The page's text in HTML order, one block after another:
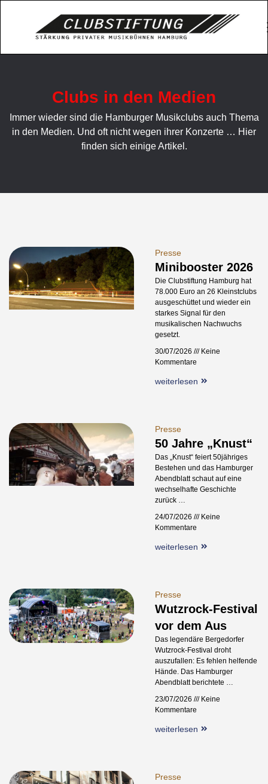
Clubs in den Medien
Immer wieder sind die Hamburger Musikclubs auch Thema
in den Medien. Und oft nicht wegen ihrer Konzerte … Hier
finden sich einige Artikel.
Presse
Minibooster 2026
Die Clubstiftung Hamburg hat
78.000 Euro an 26 Kleinstclubs
ausgeschüttet und wieder ein
starkes Signal für den
musikalischen Nachwuchs
gesetzt.
30/07/2026
Keine
Kommentare
weiterlesen
Presse
50 Jahre „Knust“
Das „Knust“ feiert 50jähriges
Bestehen und das Hamburger
Abendblatt schaut auf eine
wechselhafte Geschichte
zurück …
24/07/2026
Keine
Kommentare
weiterlesen
Presse
Wutzrock-Festival
vor dem Aus
Das legendäre Bergedorfer
Wutzrock-Festival droht
auszufallen: Es fehlen helfende
Hände. Das Hamburger
Abendblatt berichtete …
23/07/2026
Keine
Kommentare
weiterlesen
Presse